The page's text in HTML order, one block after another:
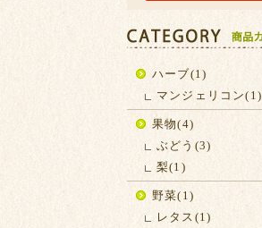
ハーブ(1)
マンジェリコン(1)
果物(4)
ぶどう(3)
梨(1)
野菜(1)
レタス(1)